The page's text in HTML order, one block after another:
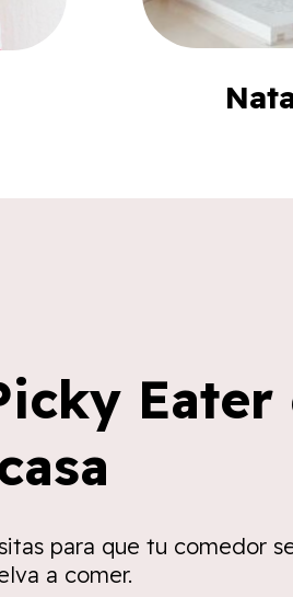
Eater
para que tu comedor
a comer.